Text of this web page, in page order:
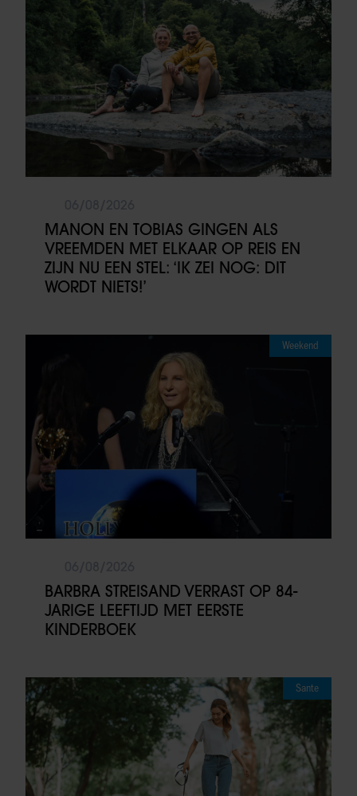
MANON EN TOBIAS GINGEN ALS
VREEMDEN MET ELKAAR OP REIS EN
ZIJN NU EEN STEL: ‘IK ZEI NOG: DIT
WORDT NIETS!’
Weekend
BARBRA STREISAND VERRAST OP 84-
JARIGE LEEFTIJD MET EERSTE
KINDERBOEK
Sante